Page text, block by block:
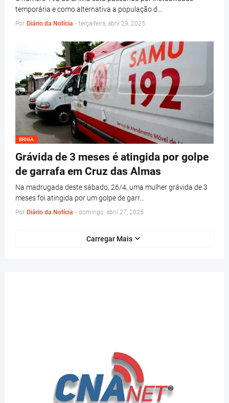
temporária e como alternativa a população d…
Por Diário da Notícia - terça-feira, abril 29, 2025
BRIGA
Grávida de 3 meses é atingida por golpe
de garrafa em Cruz das Almas
Na madrugada deste sábado, 26/4, uma mulher grávida de 3
meses foi atingida por um golpe de garr…
Por Diário da Notícia - domingo, abril 27, 2025
Carregar Mais